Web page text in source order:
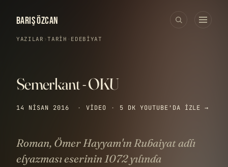
BARIŞ ÖZCAN
YAZILAR ›TARIH · EDEBIYAT
Semerkant - OKU
14 NISAN 2016 · VIDEO · 5 DK YOUTUBE'DA IZLE →
Roman, Ömer Hayyam'ın Rubaiyat adlı
elyazması eserinin 1072 yılında